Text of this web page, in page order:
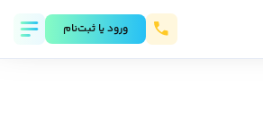
ورود يا ثبت‌نام